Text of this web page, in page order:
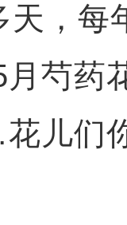
天，每
芍药
儿们